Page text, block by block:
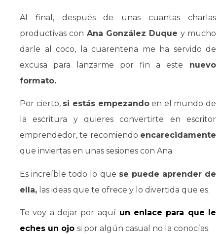
Al final, después de unas cuantas charlas
productivas con Ana González Duque y mucho
darle al coco, la cuarentena me ha servido de
excusa para lanzarme por fin a este nuevo
formato.
Por cierto, si estás empezandoen el mundo de
la escritura y quieres convertirte en escritor
emprendedor, te recomiendo encarecidamente
que inviertas en unas sesiones con Ana.
Es increíble todo lo que se puede aprender de
ella, las ideas que te ofrece y lo divertida que es.
Te voy a dejar por aquí un enlace para que le
eches un ojo si por algún casual no la conocías.